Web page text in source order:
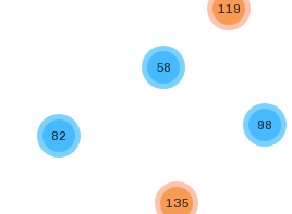
98
119
135
58
82